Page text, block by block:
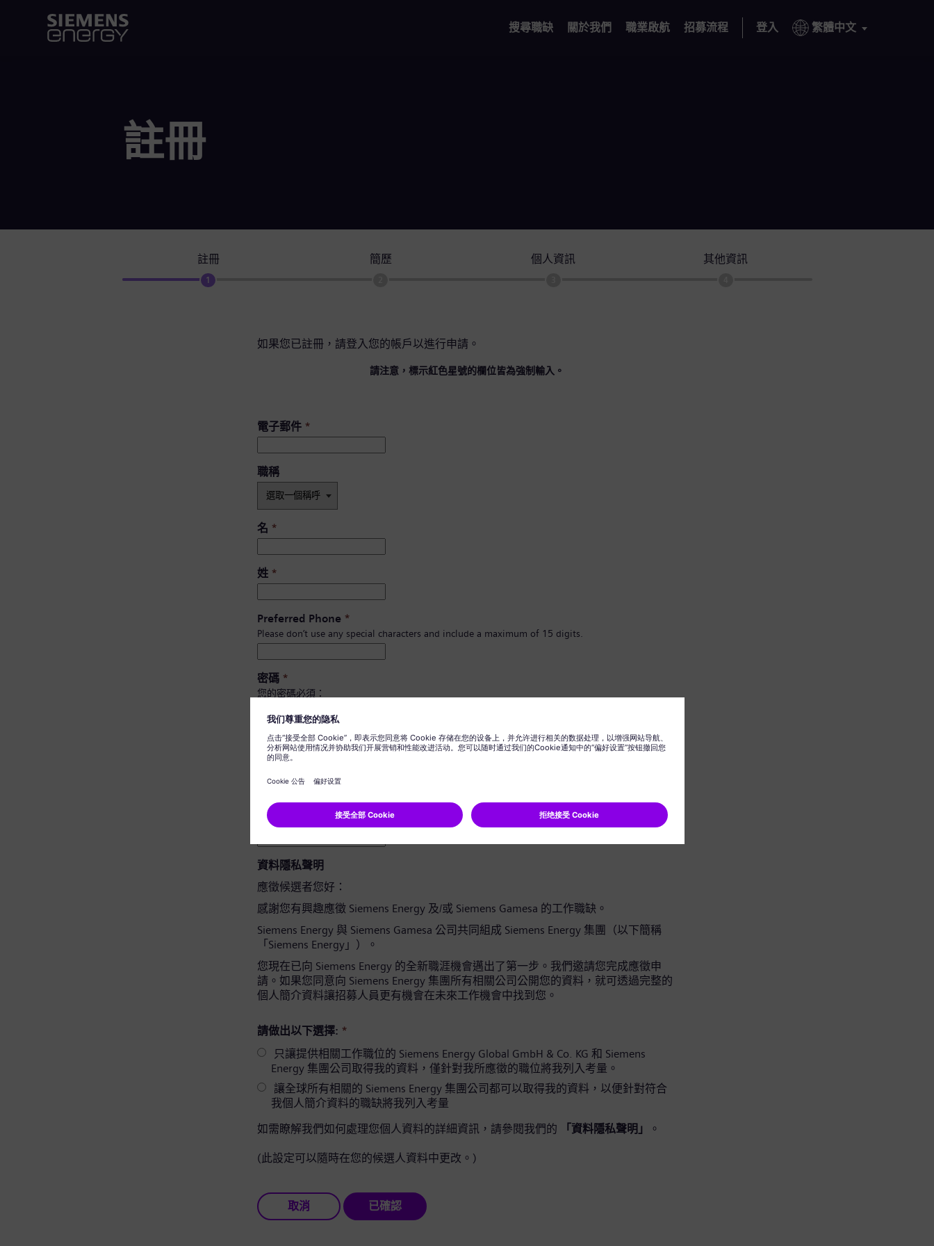
搜尋職缺 關於我們 職業啟航 招募流程 登入 繁體中文
註冊
註冊
1
簡歷 個人資訊 其他資訊
如果您已註冊，請登入您的帳戶以進行申請。
請注意，標示紅色星號的欄位皆為強制輸入。
電子郵件 *
職稱
名 *
姓 *
Preferred Phone *
Please don’t use any special characters and include a maximum of 15 digits.
密碼 *
您的密碼必須：
至少有 8 個字元。
有大小寫字母，並且至少有一個數字及一個符號。
不包含您的任何個人資訊。
密碼確認
資料隱私聲明
應徵候選者您好：
感謝您有興趣應徵 Siemens Energy 及/或 Siemens Gamesa 的工作職缺。
Siemens Energy 與 Siemens Gamesa 公司共同組成 Siemens Energy 集團（以下簡稱
「Siemens Energy」）。
您現在已向 Siemens Energy 的全新職涯機會邁出了第一步。我們邀請您完成應徵申
請。如果您同意向 Siemens Energy 集團所有相關公司公開您的資料，就可透過完整的
個人簡介資料讓招募人員更有機會在未來工作機會中找到您。
請做出以下選擇: *
只讓提供相關工作職位的 Siemens Energy Global GmbH & Co. KG 和 Siemens
Energy 集團公司取得我的資料，僅針對我所應徵的職位將我列入考量。
讓全球所有相關的 Siemens Energy 集團公司都可以取得我的資料，以便針對符合
我個人簡介資料的職缺將我列入考量
如需瞭解我們如何處理您個人資料的詳細資訊，請參閱我們的
「資料隱私聲明」 。
(此設定可以隨時在您的候選人資料中更改。)
取消 已確認